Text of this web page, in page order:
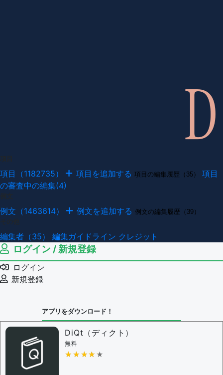
項目（1182735） 項目を追加する 項目の編集履歴（35）
項目
の審査中の編集(4)
例文（1463614） 例文を追加する 例文の編集履歴（39）
編集者（35） 編集ガイドライン クレジット
ログイン / 新規登録
ログイン
新規登録
アプリをダウンロード！
DiQt（ディクト）
無料
★★★★★
★★★★★